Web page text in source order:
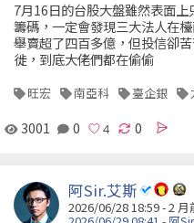
7月16日的台股大盤雖然表面
籌碼，一定會發現三大法人在
舉賣超了四百多億，但投信卻
徙，到底大佬們都在偷偷
旺宏 南亞科 臺企銀
3001 0 0
阿Sir.艾斯
2026/06/28 18:59 - 2 月